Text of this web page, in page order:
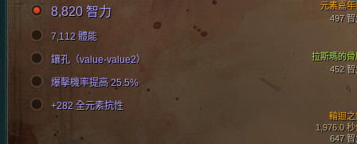
拉斯瑪的骨
452 智
輪迴之
1,976.0 秒
647 智
元素嘉年
497 智
8,820 智力
7,112 體能
鑲孔（value-value2）
爆擊機率提高 25.5%
+282 全元素抗性